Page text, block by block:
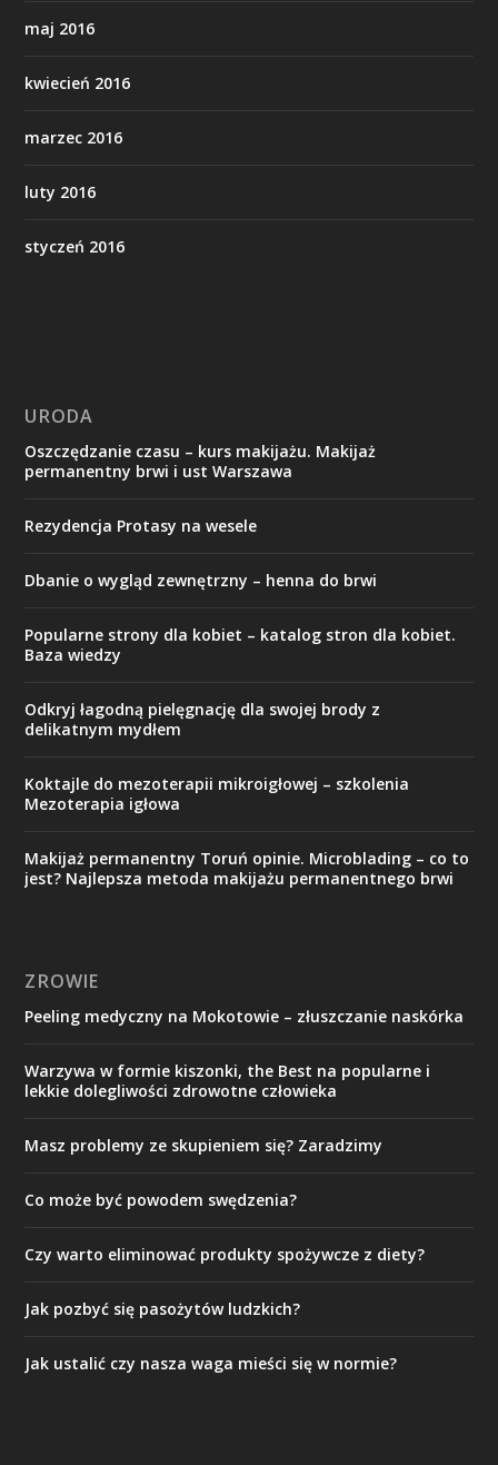
maj 2016
kwiecień 2016
marzec 2016
luty 2016
styczeń 2016
URODA
Oszczędzanie czasu – kurs makijażu. Makijaż
permanentny brwi i ust Warszawa
Rezydencja Protasy na wesele
Dbanie o wygląd zewnętrzny – henna do brwi
Popularne strony dla kobiet – katalog stron dla kobiet.
Baza wiedzy
Odkryj łagodną pielęgnację dla swojej brody z
delikatnym mydłem
Koktajle do mezoterapii mikroigłowej – szkolenia
Mezoterapia igłowa
Makijaż permanentny Toruń opinie. Microblading – co to
jest? Najlepsza metoda makijażu permanentnego brwi
ZROWIE
Peeling medyczny na Mokotowie – złuszczanie naskórka
Warzywa w formie kiszonki, the Best na popularne i
lekkie dolegliwości zdrowotne człowieka
Masz problemy ze skupieniem się? Zaradzimy
Co może być powodem swędzenia?
Czy warto eliminować produkty spożywcze z diety?
Jak pozbyć się pasożytów ludzkich?
Jak ustalić czy nasza waga mieści się w normie?